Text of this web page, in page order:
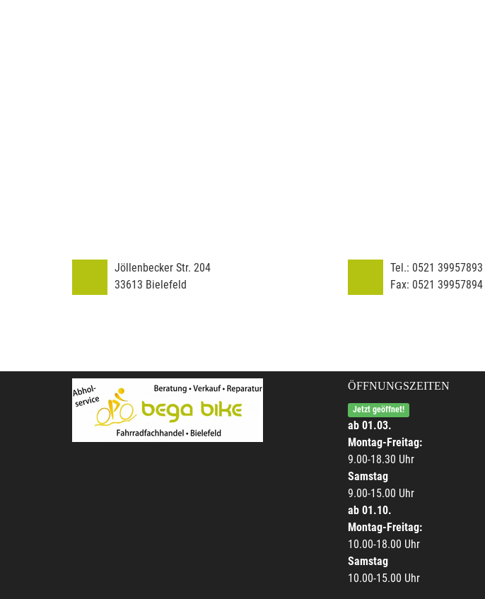
Jöllenbecker Str. 204
33613 Bielefeld
Tel.: 0521 39957893
Fax: 0521 39957894
ÖFFNUNGSZEITEN
Jetzt geöffnet!
ab 01.03.
Montag-Freitag:
9.00-18.30 Uhr
Samstag
9.00-15.00 Uhr
ab 01.10.
Montag-Freitag:
10.00-18.00 Uhr
Samstag
10.00-15.00 Uhr